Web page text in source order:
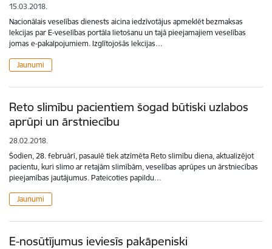
15.03.2018.
Nacionālais veselības dienests aicina iedzīvotājus apmeklēt bezmaksas
lekcijas par E-veselības portāla lietošanu un tajā pieejamajiem veselības
jomas e-pakalpojumiem. Izglītojošās lekcijas…
Jaunumi
Reto slimību pacientiem šogad būtiski uzlabos
aprūpi un ārstniecību
28.02.2018.
Šodien, 28. februārī, pasaulē tiek atzīmēta Reto slimību diena, aktualizējot
pacientu, kuri slimo ar retajām slimībām, veselības aprūpes un ārstniecības
pieejamības jautājumus. Pateicoties papildu…
Jaunumi
E-nosūtījumus ieviesīs pakāpeniski